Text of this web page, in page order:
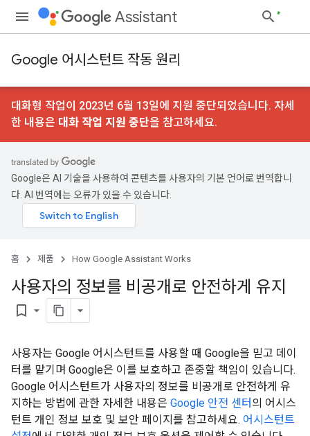
Assistant
Google 어시스턴트 작동 원리
대화형 작업이 2023년 6월 13일에 지원 중단되었습니다. 자세
한 내용은 대화 작업 지원 중단을 참고하세요.
Google은 AI 기술을 사용하여 콘텐츠를 사용자의 기본 언어로 번역합니
다. AI 번역에는 오류가 있을 수 있습니다.
홈 제품 How Google Assistant Works
사용자의 정보를 비공개로 안전하게 유지
bookmark_border
사용자는 Google 어시스턴트를 사용할 때 Google을 믿고 데이
터를 맡기며 Google은 이를 보호하고 존중할 책임이 있습니다.
Google 어시스턴트가 사용자의 정보를 비공개로 안전하게 유
지하는 방법에 관한 자세한 내용은 Google 안전 센터 의 어시스
턴트 개인 정보 보호 및 보안 페이지를 참고하세요. 어시스턴트